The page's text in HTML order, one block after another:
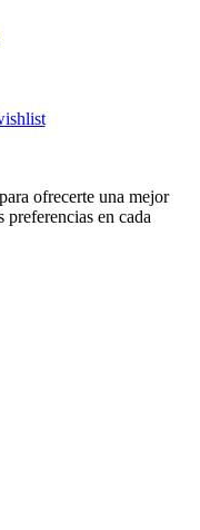
ofrecerte una mejor
en cada